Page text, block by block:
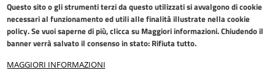
Questo sito o gli strumenti terzi da questo utilizzati si avvalgono di cookie
necessari al funzionamento ed utili alle finalità illustrate nellacookie
policy. Se vuoi saperne di più, clicca su Maggiori informazioni. Chiudendo il
banner verrà salvato il consenso in stato: Rifiuta tutto.
MAGGIORI INFORMAZIONIRestiamo in contatto